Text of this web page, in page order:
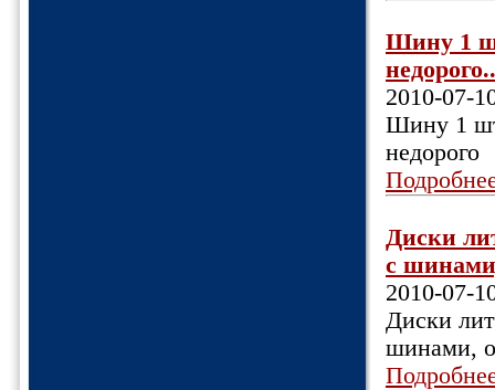
Шину 1
2010-07-
Шину 1
недорого
Диски
с
2010-07-
Диски
шинами,